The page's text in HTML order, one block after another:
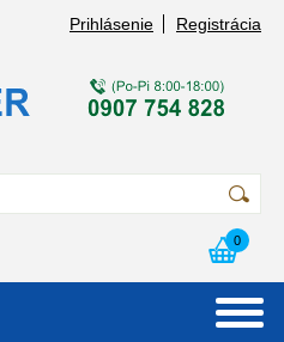
Prihlásenie Registrácia
0